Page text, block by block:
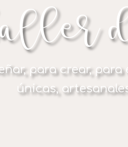
para crear,
únicas,